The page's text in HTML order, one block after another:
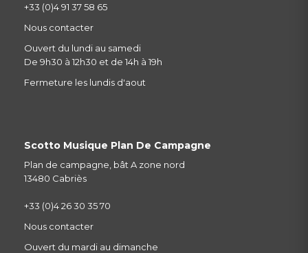
+33 (0)4 91 37 58 65
Nous contacter
Ouvert du lundi au samedi
De 9h30 à 12h30 et de 14h à 19h
Fermeture les lundis d'aout
Scotto Musique Plan De Campagne
Plan de campagne, bât A zone nord
13480 Cabriès
+33 (0)4 26 30 35 70
Nous contacter
Ouvert du mardi au dimanche